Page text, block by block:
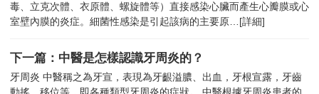
毒、立克次體、衣原體、螺旋體等）直接感染心臟而產生心瓣膜或心
室壁內膜的炎症。細菌性感染是引起該病的主要原… [詳細]
下一篇：中醫是怎樣認識牙周炎的？
牙周炎 中醫稱之為牙宣，表現為牙齦溢膿、出血，牙根宣露，牙齒
動搖、移位等，即各種類型牙周炎的症狀。 中醫根據牙周炎患者的